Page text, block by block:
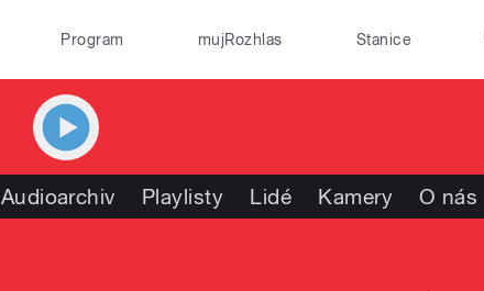
Program mujRozhlas Stanice
Audioarchiv Playlisty Lidé Kamery O nás